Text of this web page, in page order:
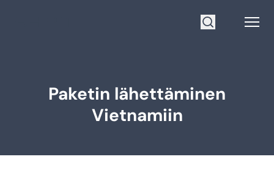
Paketin lähettäminen
Vietnamiin